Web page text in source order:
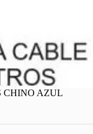
CHINO AZUL